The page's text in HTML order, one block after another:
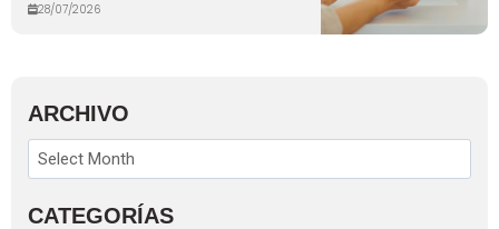
28/07/2026
ARCHIVO
CATEGORÍAS